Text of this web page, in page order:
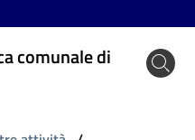
comunale di